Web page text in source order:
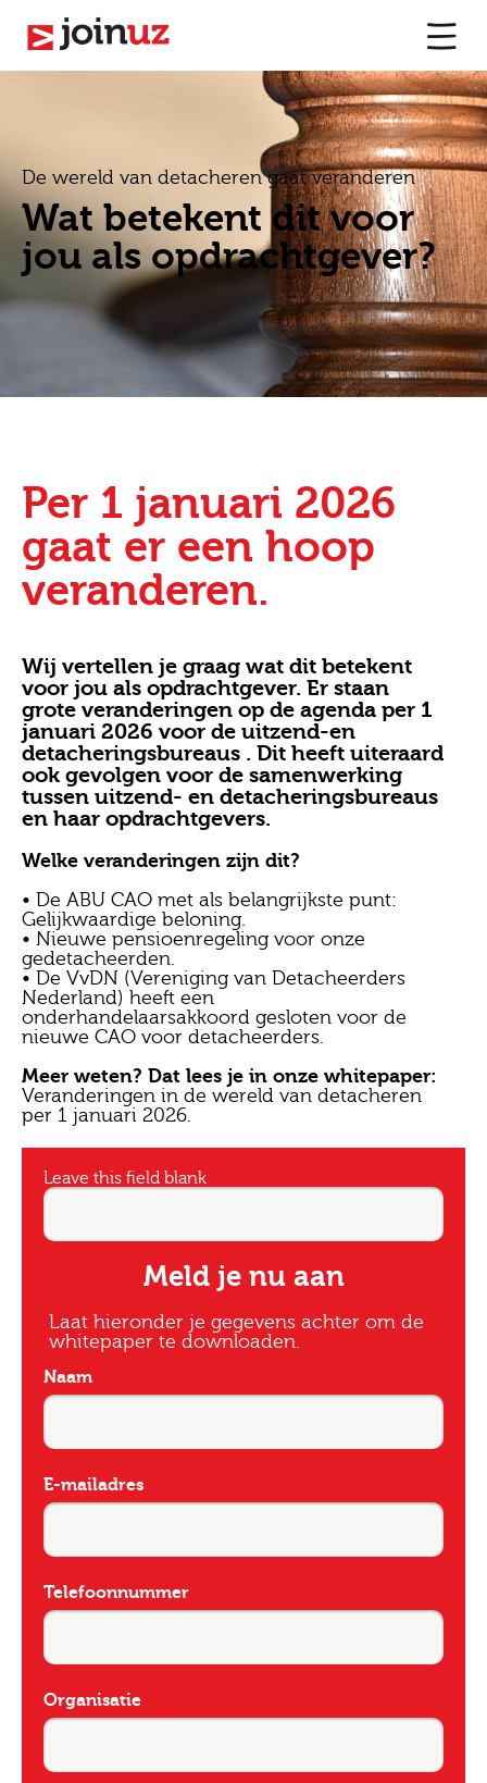
De wereld van detacheren gaat veranderen
Wat betekent dit voor
jou als opdrachtgever?
Per 1 januari 2026
gaat er een hoop
veranderen.
Wij vertellen je graag wat dit betekent
voor jou als opdrachtgever. Er staan
grote veranderingen op de agenda per 1
januari 2026 voor de uitzend-en
detacheringsbureaus . Dit heeft uiteraard
ook gevolgen voor de samenwerking
tussen uitzend- en detacheringsbureaus
en haar opdrachtgevers.
Welke veranderingen zijn dit?
• De ABU CAO met als belangrijkste punt:
Gelijkwaardige beloning.
• Nieuwe pensioenregeling voor onze
gedetacheerden.
• De VvDN (Vereniging van Detacheerders
Nederland) heeft een
onderhandelaarsakkoord gesloten voor de
nieuwe CAO voor detacheerders.
Meer weten? Dat lees je in onze whitepaper:
Veranderingen in de wereld van detacheren
per 1 januari 2026.
Leave this field blank
Meld je nu aan
Laat hieronder je gegevens achter om de
whitepaper te downloaden.
Naam
E-mailadres
Telefoonnummer
Organisatie